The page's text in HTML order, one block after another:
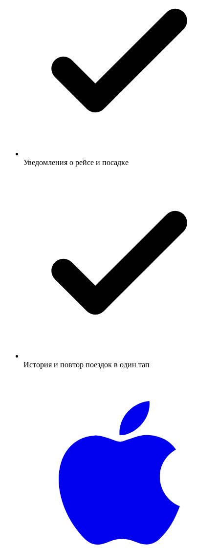
Уведомления о рейсе и посадке
История и повтор поездок в один тап